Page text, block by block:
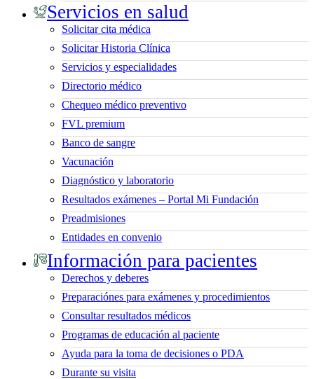
Servicios en salud
Solicitar cita médica
Solicitar Historia Clínica
Servicios y especialidades
Directorio médico
Chequeo médico preventivo
FVL premium
Banco de sangre
Vacunación
Diagnóstico y laboratorio
Resultados exámenes – Portal Mi Fundación
Preadmisiones
Entidades en convenio
Información para pacientes
Derechos y deberes
Preparaciónes para exámenes y procedimientos
Consultar resultados médicos
Programas de educación al paciente
Ayuda para la toma de decisiones o PDA
Durante su visita